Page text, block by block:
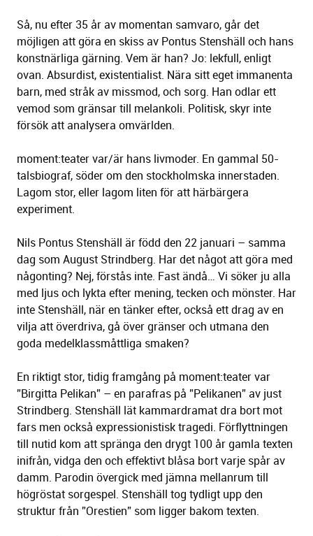
Så, nu efter 35 år av momentan samvaro, går det
möjligen att göra en skiss av Pontus Stenshäll och hans
konstnärliga gärning. Vem är han? Jo: lekfull, enligt
ovan. Absurdist, existentialist. Nära sitt eget immanenta
barn, med stråk av missmod, och sorg. Han odlar ett
vemod som gränsar till melankoli. Politisk, skyr inte
försök att analysera omvärlden.
moment:teater var/är hans livmoder. En gammal 50-
talsbiograf, söder om den stockholmska innerstaden.
Lagom stor, eller lagom liten för att härbärgera
experiment.
Nils Pontus Stenshäll är född den 22 januari – samma
dag som August Strindberg. Har det något att göra med
någonting? Nej, förstås inte. Fast ändå… Vi söker ju alla
med ljus och lykta efter mening, tecken och mönster. Har
inte Stenshäll, när en tänker efter, också ett drag av en
vilja att överdriva, gå över gränser och utmana den
goda medelklassmåttliga smaken?
En riktigt stor, tidig framgång på moment:teater var
”Birgitta Pelikan” – en parafras på ”Pelikanen” av just
Strindberg. Stenshäll lät kammardramat dra bort mot
fars men också expressionistisk tragedi. Förflyttningen
till nutid kom att spränga den drygt 100 år gamla texten
inifrån, vidga den och effektivt blåsa bort varje spår av
damm. Parodin övergick med jämna mellanrum till
högröstat sorgespel. Stenshäll tog tydligt upp den
struktur från ”Orestien” som ligger bakom texten.